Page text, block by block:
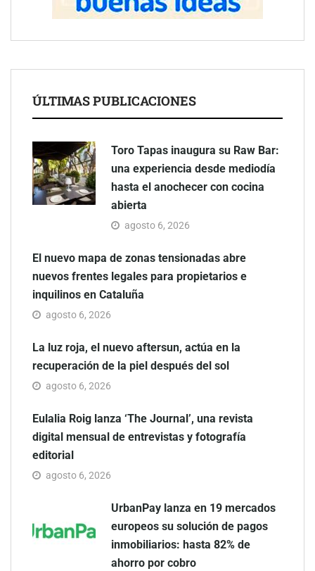
ÚLTIMAS PUBLICACIONES
Toro Tapas inaugura su Raw Bar:
una experiencia desde mediodía
hasta el anochecer con cocina
abierta
agosto 6, 2026
El nuevo mapa de zonas tensionadas abre
nuevos frentes legales para propietarios e
inquilinos en Cataluña
agosto 6, 2026
La luz roja, el nuevo aftersun, actúa en la
recuperación de la piel después del sol
agosto 6, 2026
Eulalia Roig lanza ‘The Journal’, una revista
digital mensual de entrevistas y fotografía
editorial
agosto 6, 2026
UrbanPay lanza en 19 mercados
europeos su solución de pagos
inmobiliarios: hasta 82% de
ahorro por cobro